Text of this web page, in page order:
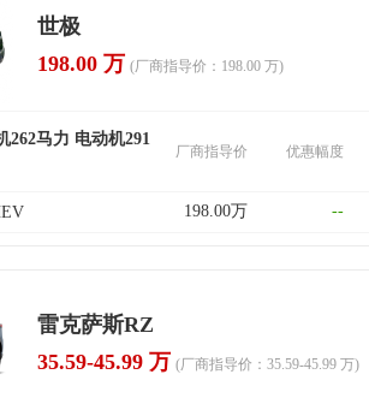
世极
198.00 万 (厂商指导价：198.00 万)
262马力 电动机291
厂商指导价 优惠幅度
198.00万 --
雷克萨斯RZ
35.59-45.99 万 (厂商指导价：35.59-45.99 万)